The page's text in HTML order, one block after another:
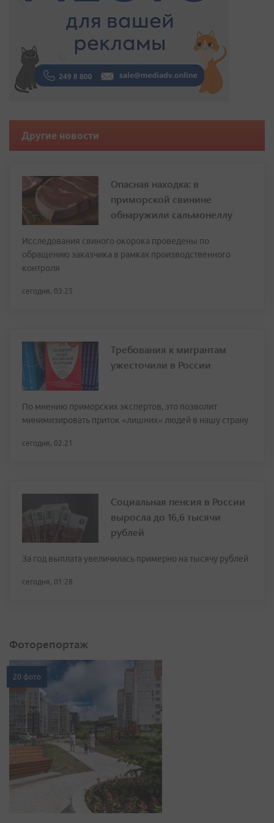
Другие новости
Опасная находка: в
приморской свинине
обнаружили сальмонеллу
Исследования свиного окорока проведены по
обращению заказчика в рамках производственного
контроля
сегодня, 03:25
Требования к мигрантам
ужесточили в России
По мнению приморских экспертов, это позволит
минимизировать приток «лишних» людей в нашу страну
сегодня, 02:21
Социальная пенсия в России
выросла до 16,6 тысячи
рублей
За год выплата увеличилась примерно на тысячу рублей
сегодня, 01:28
Фоторепортаж
20 фото